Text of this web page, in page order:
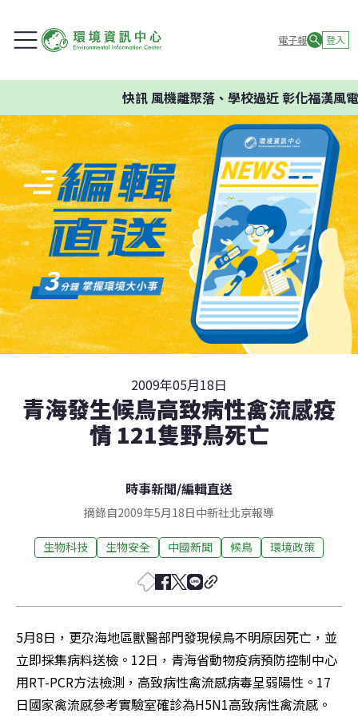
電子報 登入
快訊風機離聚落、學校過近 彰化福漢風電
2009年05月18日
青海發生候鳥高致病性禽流感疫
情 121隻野鳥死亡
時事新聞/編輯直送
摘錄自2009年5月18日中新社北京報導
生物科技 生物安全 中國新聞 候鳥 環境政策
5月8日，更尕海地區獸醫部門發現候鳥不明原因死亡，並
立即採集病料送檢。12日，青海省動物疫病預防控制中心
用RT-PCR方法檢測，高致病性禽流感病毒呈弱陽性。17
日國家禽流感參考實驗室確診為H5N1高致病性禽流感。